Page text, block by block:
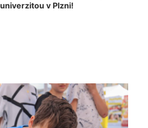
univerzitou v Plzni!